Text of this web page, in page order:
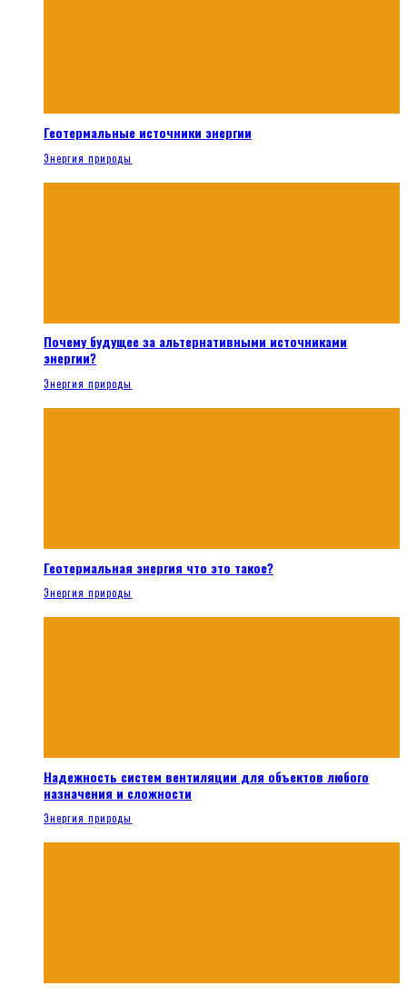
Геотермальные источники энергии
Энергия природы
Почему будущее за альтернативными источниками
энергии?
Энергия природы
Геотермальная энергия что это такое?
Энергия природы
Надежность систем вентиляции для объектов любого
назначения и сложности
Энергия природы